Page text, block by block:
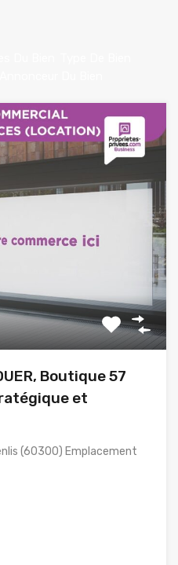
Boutique 57
et
(60300) Emplacement